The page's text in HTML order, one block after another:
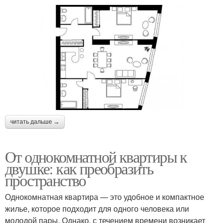
читать дальше →
От однокомнатной квартиры к
двушке: как преобразить
пространство
Однокомнатная квартира — это удобное и компактное
жилье, которое подходит для одного человека или
молодой пары. Однако, с течением времени возникает